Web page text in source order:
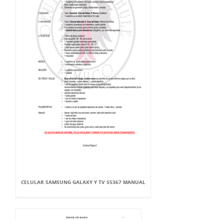
CELULAR SAMSUNG GALAXY Y TV S5367 MANUAL